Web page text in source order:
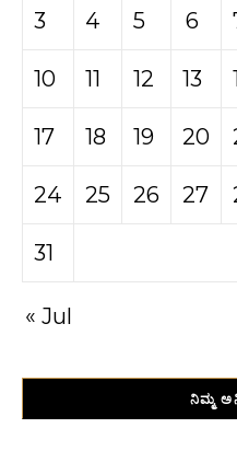
3 4 5 6
10 11 12 13
17 18 19 20
24 25 26 27
31
« Jul
ನಿಮ್ಮ